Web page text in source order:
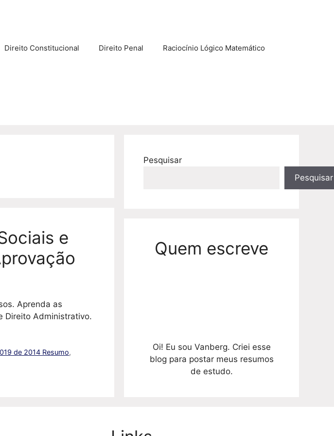
Direito Constitucional Direito Penal Raciocínio Lógico Matemático
e
Aprenda as
Direito Administrativo.
de 2014 Resumo,
Pesquisar
Pesquisar
Quem escreve
Oi! Eu sou Vanberg. Criei esse
blog para postar meus resumos
de estudo.